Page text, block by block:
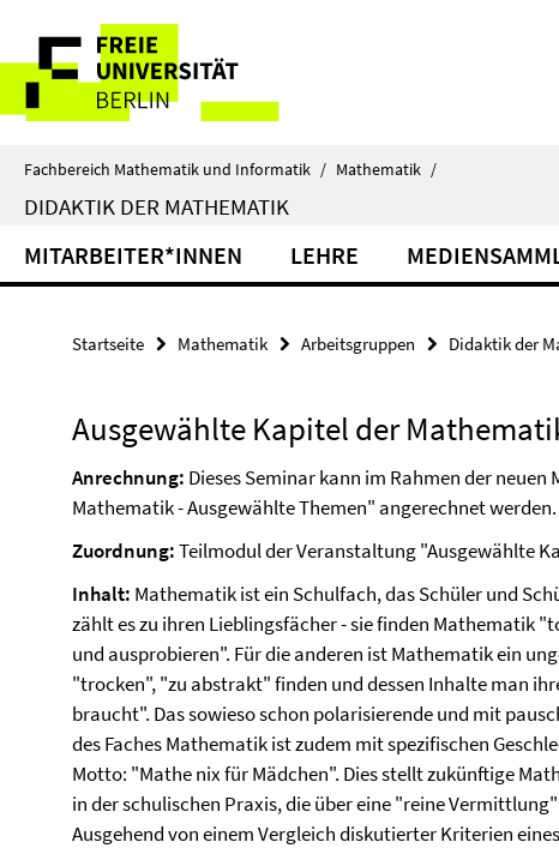
direkt
Inhalt
Service-
Navigation
Fachbereich Mathematik und Informatik / Mathematik /
DIDAKTIK DER MATHEMATIK
MITARBEITER*INNEN LEHRE
Startseite Mathematik Arbeitsgruppen Didaktik der
Ausgewählte Kapitel der
Anrechnung: Dieses Seminar kann im Rahmen der
Mathematik - Ausgewählte Themen" angerechnet werden.
Zuordnung:Teilmodul der Veranstaltung "Ausgewählte
Inhalt: Mathematik ist ein Schulfach, das Schüler und
zählt es zu ihren Lieblingsfächer - sie finden Mathematik
und ausprobieren". Für die anderen ist Mathematik ein
"trocken", "zu abstrakt" finden und dessen Inhalte man
braucht". Das sowieso schon polarisierende und mit
des Faches Mathematik ist zudem mit spezifischen
Motto: "Mathe nix für Mädchen". Dies stellt zukünftige
in der schulischen Praxis, die über eine "reine
Ausgehend von einem Vergleich diskutierter Kriterien